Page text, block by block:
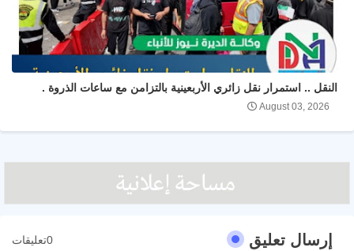
النقل .. استمرار نقل زائري الأربعينية بالتزامن مع ساعات الذروة .
August 03, 2026
إرسال تعليق 0تعليقات